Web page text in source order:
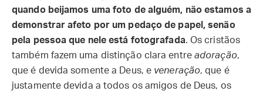
quando beijamos uma foto de alguém, não estamos a
demonstrar afeto por um pedaço de papel, senão
pela pessoa que nele está fotografada. Os cristãos
também fazem uma distinção clara entre adoração,
que é devida somente a Deus, e veneração, que é
justamente devida a todos os amigos de Deus, os